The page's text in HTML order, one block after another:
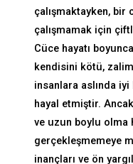
çalışmaktayken, bir
çalışmamak için
Cüce hayatı
kendisini kötü,
insanlara aslında
hayal etmiştir.
ve uzun boylu olma
gerçekleşmemeye
inançları ve ön